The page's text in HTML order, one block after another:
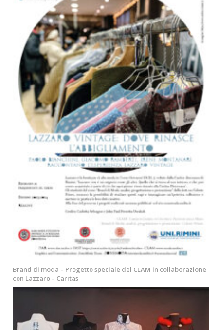
Brand di moda – Progetto speciale del CLAM in collaborazione
con Lazzaro – Caritas